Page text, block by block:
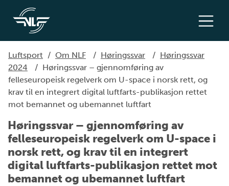
Luftsport / Om NLF / Høringssvar / Høringssvar
2024
/ Høringssvar – gjennomføring av
felleseuropeisk regelverk om U-space i norsk rett, og
krav til en integrert digital luftfarts-publikasjon rettet
mot bemannet og ubemannet luftfart
Høringssvar – gjennomføring av
felleseuropeisk regelverk om U-space i
norsk rett, og krav til en integrert
digital luftfarts-publikasjon rettet mot
bemannet og ubemannet luftfart